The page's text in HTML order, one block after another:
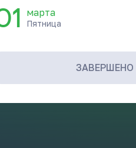
марта
Пятница
ЗАВЕРШЕНО